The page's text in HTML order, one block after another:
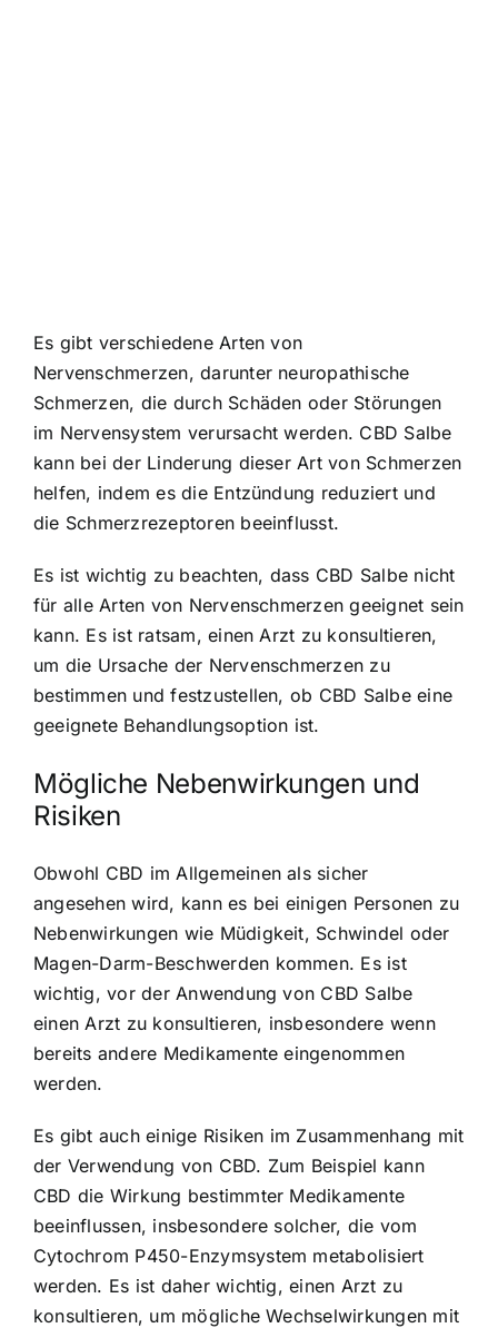
Es gibt verschiedene Arten von
Nervenschmerzen, darunter neuropathische
Schmerzen, die durch Schäden oder Störungen
im Nervensystem verursacht werden. CBD Salbe
kann bei der Linderung dieser Art von Schmerzen
helfen, indem es die Entzündung reduziert und
die Schmerzrezeptoren beeinflusst.
Es ist wichtig zu beachten, dass CBD Salbe nicht
für alle Arten von Nervenschmerzen geeignet sein
kann. Es ist ratsam, einen Arzt zu konsultieren,
um die Ursache der Nervenschmerzen zu
bestimmen und festzustellen, ob CBD Salbe eine
geeignete Behandlungsoption ist.
Mögliche Nebenwirkungen und
Risiken
Obwohl CBD im Allgemeinen als sicher
angesehen wird, kann es bei einigen Personen zu
Nebenwirkungen wie Müdigkeit, Schwindel oder
Magen-Darm-Beschwerden kommen. Es ist
wichtig, vor der Anwendung von CBD Salbe
einen Arzt zu konsultieren, insbesondere wenn
bereits andere Medikamente eingenommen
werden.
Es gibt auch einige Risiken im Zusammenhang mit
der Verwendung von CBD. Zum Beispiel kann
CBD die Wirkung bestimmter Medikamente
beeinflussen, insbesondere solcher, die vom
Cytochrom P450-Enzymsystem metabolisiert
werden. Es ist daher wichtig, einen Arzt zu
konsultieren, um mögliche Wechselwirkungen mit